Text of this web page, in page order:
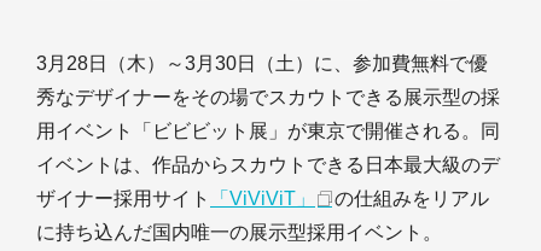
3月28日（木）～3月30日（土）に、参加費無料で優
秀なデザイナーをその場でスカウトできる展示型の採
用イベント「ビビビット展」が東京で開催される。同
イベントは、作品からスカウトできる日本最大級のデ
ザイナー採用サイト
「ViViViT」
の仕組みをリアル
に持ち込んだ国内唯一の展示型採用イベント。